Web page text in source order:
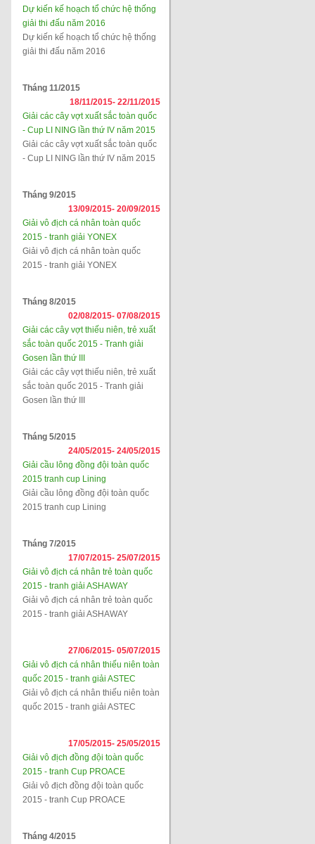
Dự kiến kế hoạch tổ chức hệ thống
giải thi đấu năm 2016
Dự kiến kế hoạch tổ chức hệ thống
giải thi đấu năm 2016
Tháng 11/2015
18/11/2015- 22/11/2015
Giải các cây vợt xuất sắc toàn quốc
- Cup LI NING lần thứ IV năm 2015
Giải các cây vợt xuất sắc toàn quốc
- Cup LI NING lần thứ IV năm 2015
Tháng 9/2015
13/09/2015- 20/09/2015
Giải vô địch cá nhân toàn quốc
2015 - tranh giải YONEX
Giải vô địch cá nhân toàn quốc
2015 - tranh giải YONEX
Tháng 8/2015
02/08/2015- 07/08/2015
Giải các cây vợt thiếu niên, trẻ xuất
sắc toàn quốc 2015 - Tranh giải
Gosen lần thứ III
Giải các cây vợt thiếu niên, trẻ xuất
sắc toàn quốc 2015 - Tranh giải
Gosen lần thứ III
Tháng 5/2015
24/05/2015- 24/05/2015
Giải cầu lông đồng đội toàn quốc
2015 tranh cup Lining
Giải cầu lông đồng đội toàn quốc
2015 tranh cup Lining
Tháng 7/2015
17/07/2015- 25/07/2015
Giải vô địch cá nhân trẻ toàn quốc
2015 - tranh giải ASHAWAY
Giải vô địch cá nhân trẻ toàn quốc
2015 - tranh giải ASHAWAY
27/06/2015- 05/07/2015
Giải vô địch cá nhân thiếu niên toàn
quốc 2015 - tranh giải ASTEC
Giải vô địch cá nhân thiếu niên toàn
quốc 2015 - tranh giải ASTEC
17/05/2015- 25/05/2015
Giải vô địch đồng đội toàn quốc
2015 - tranh Cup PROACE
Giải vô địch đồng đội toàn quốc
2015 - tranh Cup PROACE
Tháng 4/2015